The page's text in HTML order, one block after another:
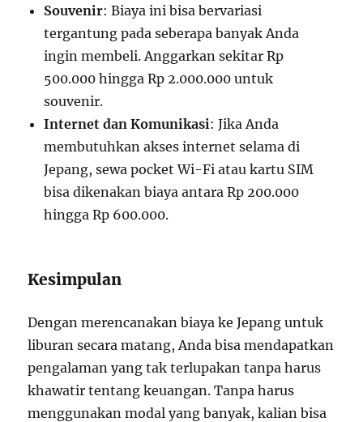
Souvenir: Biaya ini bisa bervariasi
tergantung pada seberapa banyak Anda
ingin membeli. Anggarkan sekitar Rp
500.000 hingga Rp 2.000.000 untuk
souvenir.
Internet dan Komunikasi: Jika Anda
membutuhkan akses internet selama di
Jepang, sewa pocket Wi-Fi atau kartu SIM
bisa dikenakan biaya antara Rp 200.000
hingga Rp 600.000.
Kesimpulan
Dengan merencanakan biaya ke Jepang untuk
liburan secara matang, Anda bisa mendapatkan
pengalaman yang tak terlupakan tanpa harus
khawatir tentang keuangan. Tanpa harus
menggunakan modal yang banyak, kalian bisa